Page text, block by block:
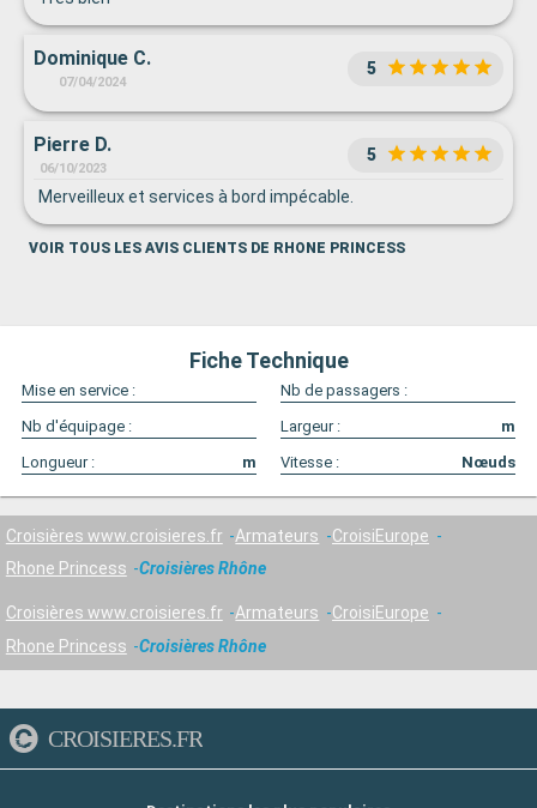
Dominique C.
07/04/2024
5
Pierre D.
06/10/2023
5
Merveilleux et services à bord impécable.
VOIR TOUS LES AVIS CLIENTS DE RHONE PRINCESS
Fiche Technique
Mise en service :
Nb de passagers :
Nb d'équipage :
Largeur :
m
Longueur :
m Vitesse : Nœuds
Croisières www.croisieres.fr Armateurs
CroisiEurope
Rhone Princess
Croisières Rhône
Croisières www.croisieres.fr Armateurs
CroisiEurope
Rhone Princess
Croisières Rhône
CROISIERES.FR